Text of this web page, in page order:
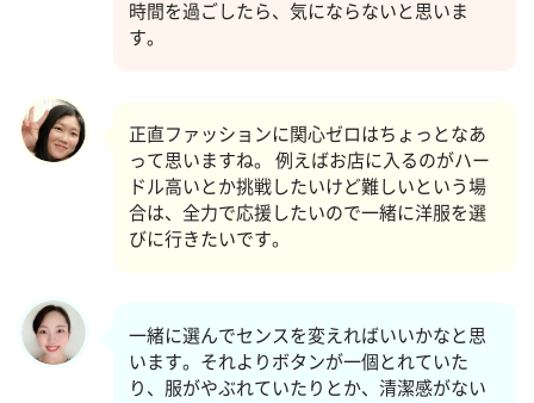
時間を過ごしたら、気にならないと思いま
す。
正直ファッションに関心ゼロはちょっとなあ
って思いますね。 例えばお店に入るのがハー
ドル高いとか挑戦したいけど難しいという場
合は、全力で応援したいので一緒に洋服を選
びに行きたいです。
一緒に選んでセンスを変えればいいかなと思
います。それよりボタンが一個とれていた
り、服がやぶれていたりとか、清潔感がない